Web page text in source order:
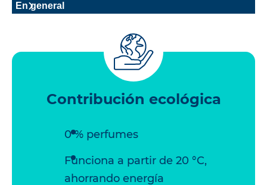
En general
Contribución ecológica
0 % perfumes
Funciona a partir de 20 °C,
ahorrando energía